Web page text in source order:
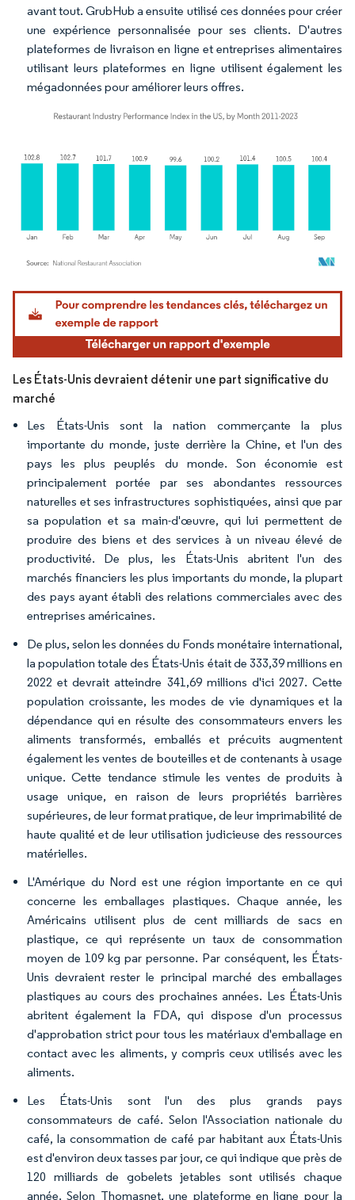
avant tout. GrubHub a ensuite utilisé ces données pour créer
une expérience personnalisée pour ses clients. D'autres
plateformes de livraison en ligne et entreprises alimentaires
utilisant leurs plateformes en ligne utilisent également les
mégadonnées pour améliorer leurs offres.
Image © Mordor Intelligence. La réutilisation nécessite une attribution sous CC BY
Les États-Unis devraient détenir une part significative du
marché
Les États-Unis sont la nation commerçante la plus
importante du monde, juste derrière la Chine, et l'un des
pays les plus peuplés du monde. Son économie est
principalement portée par ses abondantes ressources
naturelles et ses infrastructures sophistiquées, ainsi que par
sa population et sa main-d'œuvre, qui lui permettent de
produire des biens et des services à un niveau élevé de
productivité. De plus, les États-Unis abritent l'un des
marchés financiers les plus importants du monde, la plupart
des pays ayant établi des relations commerciales avec des
entreprises américaines.
De plus, selon les données du Fonds monétaire international,
la population totale des États-Unis était de 333,39 millions en
2022 et devrait atteindre 341,69 millions d'ici 2027. Cette
population croissante, les modes de vie dynamiques et la
dépendance qui en résulte des consommateurs envers les
aliments transformés, emballés et précuits augmentent
également les ventes de bouteilles et de contenants à usage
unique. Cette tendance stimule les ventes de produits à
usage unique, en raison de leurs propriétés barrières
supérieures, de leur format pratique, de leur imprimabilité de
haute qualité et de leur utilisation judicieuse des ressources
matérielles.
L'Amérique du Nord est une région importante en ce qui
concerne les emballages plastiques. Chaque année, les
Américains utilisent plus de cent milliards de sacs en
plastique, ce qui représente un taux de consommation
moyen de 109 kg par personne. Par conséquent, les États-
Unis devraient rester le principal marché des emballages
plastiques au cours des prochaines années. Les États-Unis
abritent également la FDA, qui dispose d'un processus
d'approbation strict pour tous les matériaux d'emballage en
contact avec les aliments, y compris ceux utilisés avec les
aliments.
Les États-Unis sont l'un des plus grands pays
consommateurs de café. Selon l'Association nationale du
café, la consommation de café par habitant aux États-Unis
est d'environ deux tasses par jour, ce qui indique que près de
120 milliards de gobelets jetables sont utilisés chaque
année. Selon Thomasnet, une plateforme en ligne pour la